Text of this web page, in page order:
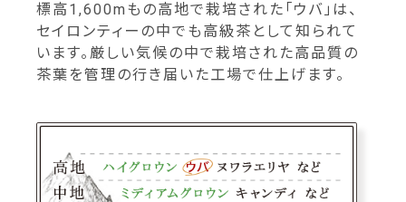
標高1,600mもの高地で栽培された「ウバ」は、
セイロンティーの中でも高級茶として知られて
います。厳しい気候の中で栽培された高品質の
茶葉を管理の行き届いた工場で仕上げます。